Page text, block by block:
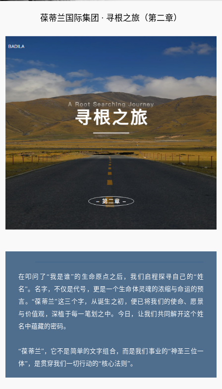
葆蒂兰国际集团 · 寻根之旅（第二章）
在叩问了“我是谁”的生命原点之后，我们启程探寻自己的“姓
名”。名字，不仅是代号，更是一个生命体灵魂的浓缩与命运的预
言。“葆蒂兰”这三个字，从诞生之初，便已将我们的使命、愿景
与价值观，深植于每一笔划之中。今日，让我们共同解开这个姓
名中蕴藏的密码。
“葆蒂兰”，它不是简单的文字组合，而是我们事业的“神圣三位一
体”，是贯穿我们一切行动的“核心法则”。